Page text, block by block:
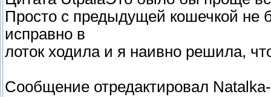
Просто с предыдущей кошечкой не
исправно в
лоток ходила и я наивно решила,
Сообщение отредактировал